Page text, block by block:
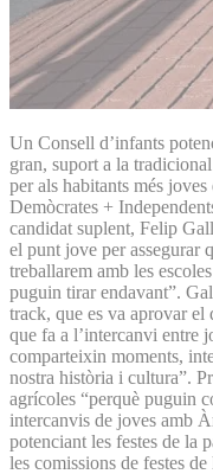
Un Consell d’infants
gran, suport a la
per als habitants més
Demòcrates +
candidat suplent, Felip
el punt jove per assegurar
treballarem amb les
puguin tirar endavant”.
track, que es va aprovar
que fa a l’intercanvi entre
comparteixin moments,
nostra història i cultura”.
agrícoles “perquè puguin
intercanvis de joves amb
potenciant les festes de la
les comissions de festes